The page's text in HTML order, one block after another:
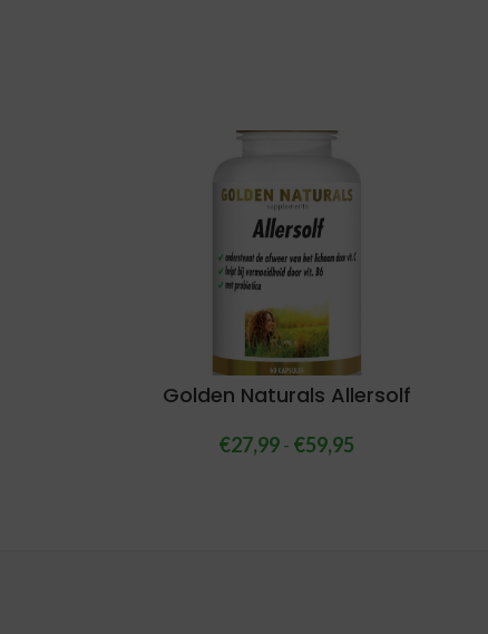
Golden Naturals Allersolf
€27,99- €59,95